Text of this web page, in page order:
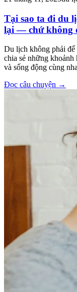
Tại sao ta đi du
lại — chứ không
Du lịch không phải để
chia sẻ những
và sống động cùng
Đọc câu chuyện →